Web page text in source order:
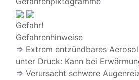
Gefahr!
Gefahrenhinweise
⇒ Extrem entzündbares
unter Druck: Kann bei
⇒ Verursacht schwere